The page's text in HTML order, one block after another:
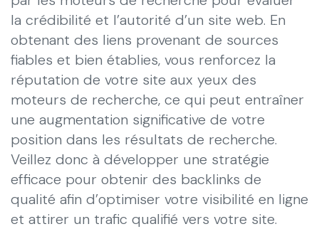
la crédibilité et l’autorité d’un site web. En
obtenant des liens provenant de sources
fiables et bien établies, vous renforcez la
réputation de votre site aux yeux des
moteurs de recherche, ce qui peut entraîner
une augmentation significative de votre
position dans les résultats de recherche.
Veillez donc à développer une stratégie
efficace pour obtenir des backlinks de
qualité afin d’optimiser votre visibilité en ligne
et attirer un trafic qualifié vers votre site.